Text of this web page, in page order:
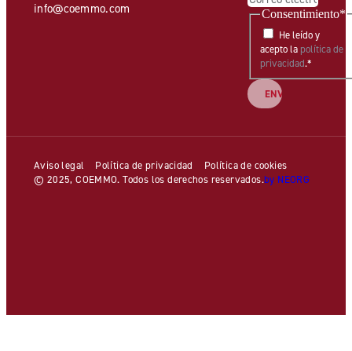
info@coemmo.com
Consentimiento*
He leído y
acepto la política de
privacidad.*
Aviso legal Política de privacidad
Política de cookies
© 2025, COEMMO. Todos los derechos reservados.by NEORG